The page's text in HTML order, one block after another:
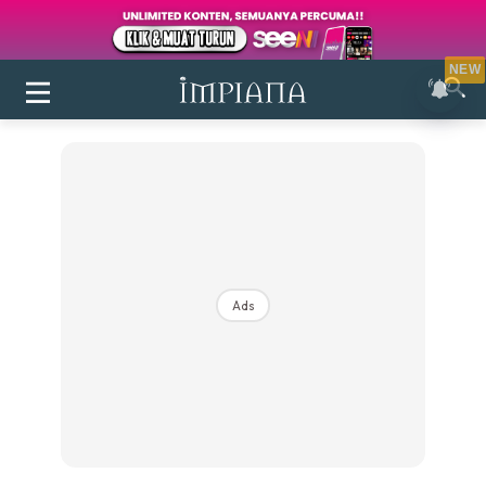
Login|Register
Ads
NEW